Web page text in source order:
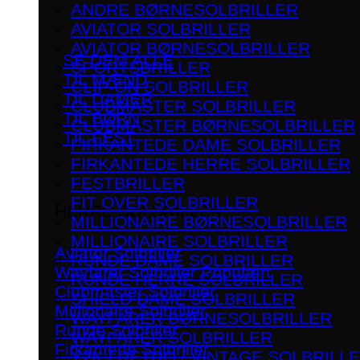
SE DEM ALLE
TIL MÆND
TIL DAMER
TIL BØRN
TIL FEST
HERRE SOLBRILLER
Aviator Solbriller
Wayfarer Solbriller
Clubmaster Solbriller
Millionaire Solbriller
Runde Solbriller
Firkantede Solbriller
ANDRE BØRNESOLBRILLER
AVIATOR SOLBRILLER
AVIATOR BØRNESOLBRILLER
SPORTSBRILLER
CLIP-ON SOLBRILLER
CLUBMASTER SOLBRILLER
CLUBMASTER BØRNESOLBRILLER
FIRKANTEDE DAME SOLBRILLER
FIRKANTEDE HERRE SOLBRILLER
FESTBRILLER
FIT OVER SOLBRILLER
MILLIONAIRE BØRNESOLBRILLER
MILLIONAIRE SOLBRILLER
RUNDE DAME SOLBRILLER
RUNDE HERRE SOLBRILLER
SHIELD DAME SOLBRILLER
WAYFARER BØRNESOLBRILLER
WAYFARER SOLBRILLER
Y2K / RETRO / VINTAGE